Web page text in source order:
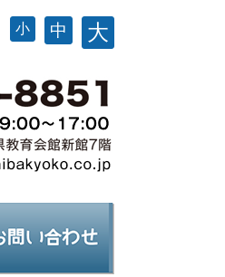
小 中 大